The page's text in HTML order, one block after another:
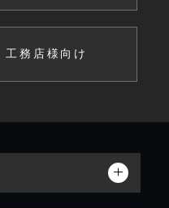
工務店様向け